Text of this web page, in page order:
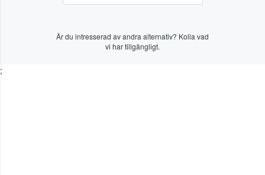
Är du intresserad av andra alternativ? Kolla vad
vi har tillgängligt.
;